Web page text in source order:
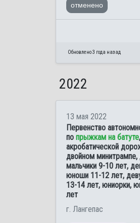
отменено
Обновлено 3 года назад
2022
13 мая 2022
Первенство
по прыжкам на батуте,
акробатической
двойном минитрампе,
мальчики 9-10 лет,
юноши 11-12 лет,
13-14 лет, юниорки,
лет
г. Лангепас